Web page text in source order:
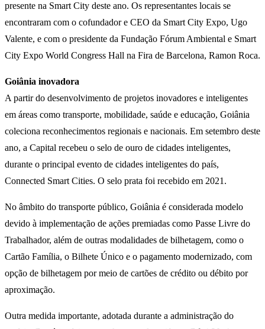
presente na Smart City deste ano. Os representantes locais se
encontraram com o cofundador e CEO da Smart City Expo, Ugo
Valente, e com o presidente da Fundação Fórum Ambiental e Smart
City Expo World Congress Hall na Fira de Barcelona, Ramon Roca.
Goiânia inovadora
A partir do desenvolvimento de projetos inovadores e inteligentes
em áreas como transporte, mobilidade, saúde e educação, Goiânia
coleciona reconhecimentos regionais e nacionais. Em setembro deste
ano, a Capital recebeu o selo de ouro de cidades inteligentes,
durante o principal evento de cidades inteligentes do país,
Connected Smart Cities. O selo prata foi recebido em 2021.
No âmbito do transporte público, Goiânia é considerada modelo
devido à implementação de ações premiadas como Passe Livre do
Trabalhador, além de outras modalidades de bilhetagem, como o
Cartão Família, o Bilhete Único e o pagamento modernizado, com
opção de bilhetagem por meio de cartões de crédito ou débito por
aproximação.
Outra medida importante, adotada durante a administração do